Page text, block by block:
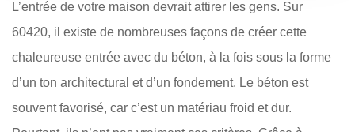
L’entrée de votre maison devrait attirer les gens. Sur
60420, il existe de nombreuses façons de créer cette
chaleureuse entrée avec du béton, à la fois sous la forme
d’un ton architectural et d’un fondement. Le béton est
souvent favorisé, car c’est un matériau froid et dur.